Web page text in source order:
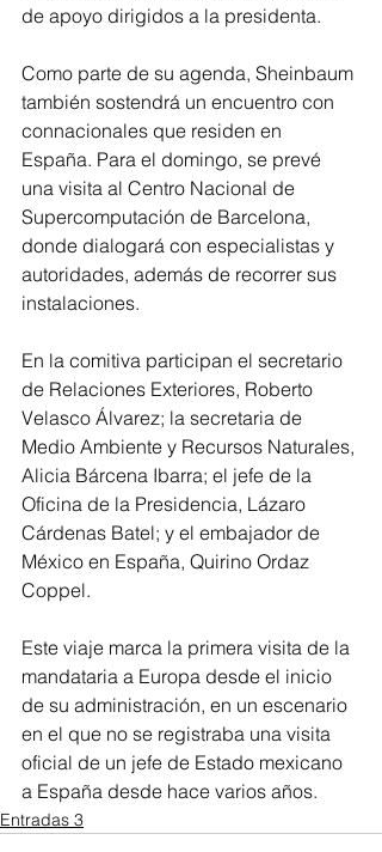
de apoyo dirigidos a la presidenta.
Como parte de su agenda, Sheinbaum
también sostendrá un encuentro con
connacionales que residen en
España. Para el domingo, se prevé
una visita al Centro Nacional de
Supercomputación de Barcelona,
donde dialogará con especialistas y
autoridades, además de recorrer sus
instalaciones.
En la comitiva participan el secretario
de Relaciones Exteriores, Roberto
Velasco Álvarez; la secretaria de
Medio Ambiente y Recursos Naturales,
Alicia Bárcena Ibarra; el jefe de la
Oficina de la Presidencia, Lázaro
Cárdenas Batel; y el embajador de
México en España, Quirino Ordaz
Coppel.
Este viaje marca la primera visita de la
mandataria a Europa desde el inicio
de su administración, en un escenario
en el que no se registraba una visita
oficial de un jefe de Estado mexicano
a España desde hace varios años.
Entradas 3